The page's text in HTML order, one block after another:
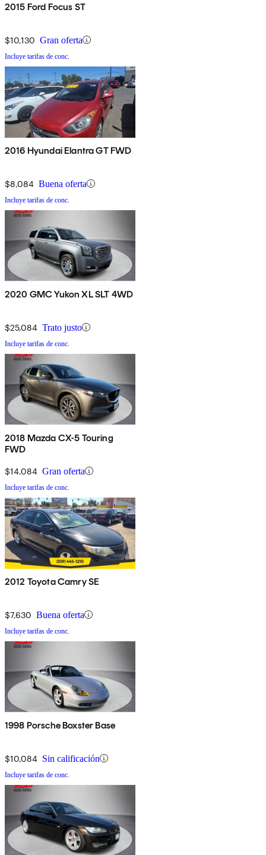
2015 Ford Focus ST
$10,130 Gran oferta
Incluye tarifas de conc.
2016 Hyundai Elantra GT FWD
$8,084 Buena oferta
Incluye tarifas de conc.
2020 GMC Yukon XL SLT 4WD
$25,084 Trato justo
Incluye tarifas de conc.
2018 Mazda CX-5 Touring
FWD
$14,084 Gran oferta
Incluye tarifas de conc.
2012 Toyota Camry SE
$7,630 Buena oferta
Incluye tarifas de conc.
1998 Porsche Boxster Base
$10,084 Sin calificación
Incluye tarifas de conc.